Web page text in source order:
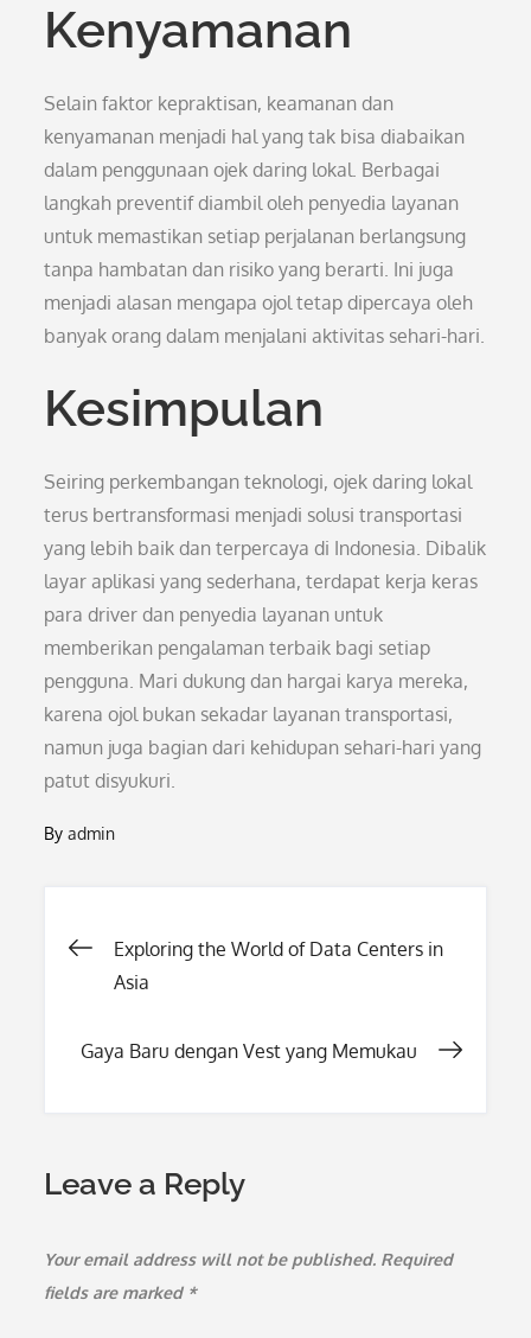
Kenyamanan
Selain faktor kepraktisan, keamanan dan
kenyamanan menjadi hal yang tak bisa diabaikan
dalam penggunaan ojek daring lokal. Berbagai
langkah preventif diambil oleh penyedia layanan
untuk memastikan setiap perjalanan berlangsung
tanpa hambatan dan risiko yang berarti. Ini juga
menjadi alasan mengapa ojol tetap dipercaya oleh
banyak orang dalam menjalani aktivitas sehari-hari.
Kesimpulan
Seiring perkembangan teknologi, ojek daring lokal
terus bertransformasi menjadi solusi transportasi
yang lebih baik dan terpercaya di Indonesia. Dibalik
layar aplikasi yang sederhana, terdapat kerja keras
para driver dan penyedia layanan untuk
memberikan pengalaman terbaik bagi setiap
pengguna. Mari dukung dan hargai karya mereka,
karena ojol bukan sekadar layanan transportasi,
namun juga bagian dari kehidupan sehari-hari yang
patut disyukuri.
Byadmin
Post
Exploring the World of Data Centers in
Asia
Gaya Baru dengan Vest yang Memukau
Leave a Reply
Your email address will not be published. Required
fields are marked *